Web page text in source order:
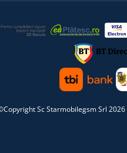
Sc Starmobilegsm Srl 2026